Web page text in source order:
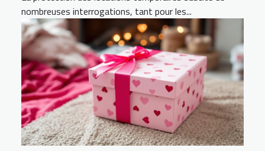
nombreuses interrogations, tant pour les...